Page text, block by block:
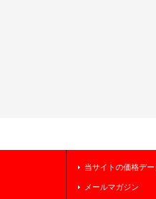
当サイトの価格デ
メールマガジン